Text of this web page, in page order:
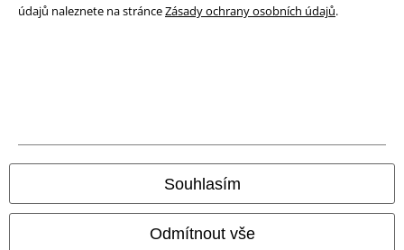
údajů naleznete na stránceZásady ochrany osobních údajů.
Souhlasím
Odmítnout vše
Ochrana osobních údajů
Likvidace odpadu a ochrana životního prostředí